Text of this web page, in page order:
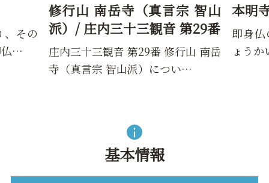
29番
南岳
本明寺
即身仏の「本明海上人」（ほんみ
ょうかいしょうにん）が安置さ…
湯
（真
三観
基本情報